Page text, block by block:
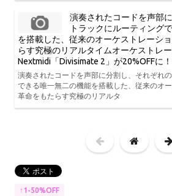
演奏されたコードを声部
トラックにルーティング
を搭載した、従来のオーケストレーシ
らす究極のリアルタイムオーケストレ
Nextmidi「Divisimate 2」が20%OFFに！
演奏されたコードを声部に分割し、それぞれ
できる唯一無二の機能を搭載した、従来のオ
革命をもたらす究極のリアルタ
↑1-50%OFF